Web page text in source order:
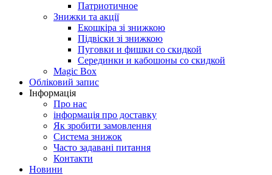
Патриотичное
Знижки та акції
Екошкіра зі знижкою
Підвіски зі знижкою
Пуговки и фишки со скидкой
Серединки и кабошоны со скидкой
Magic Box
Обліковий запис
Інформація
Про нас
інформація про доставку
Як зробити замовлення
Система знижок
Часто задавані питання
Контакти
Новини